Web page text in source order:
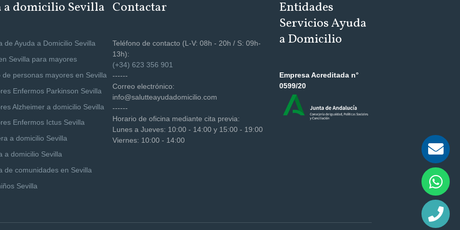
a domicilio Sevilla
de Ayuda a Domicilio Sevilla
Sevilla para mayores
de personas mayores en Sevilla
Enfermos Parkinson Sevilla
Alzheimer a domicilio Sevilla
Enfermos Ictus Sevilla
a domicilio Sevilla
a domicilio Sevilla
de comunidades en Sevilla
Sevilla
Contactar
Teléfono de contacto (L-V: 08h - 20h / S: 09h-
13h):
(+34) 623 356 901
------
Correo electrónico:
info@salutteayudadomicilio.com
------
Horario de oficina mediante cita previa:
Lunes a Jueves: 10:00 - 14:00 y 15:00 - 19:00
Viernes: 10:00 - 14:00
Entidades
Servicios Ayuda
a Domicilio
Empresa Acreditada n°
0599/20